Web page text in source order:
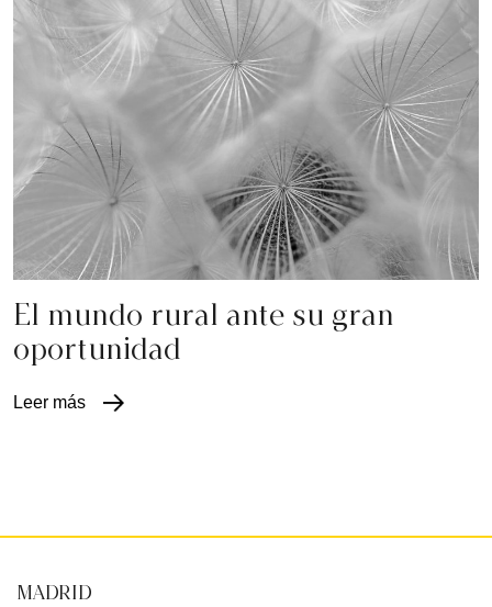
El mundo rural ante su gran
oportunidad
Leer más
MADRID